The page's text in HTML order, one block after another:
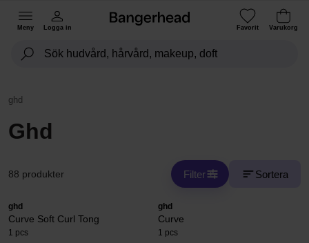
Meny Logga in Favorit Varukorg
ghd
Ghd
88 produkter Filter Sortera
ghd
Curve Soft Curl Tong
1 pcs
ghd
Curve
1 pcs